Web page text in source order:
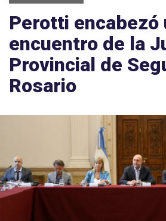
Perotti encabezó
encuentro de la
Provincial de
Rosario